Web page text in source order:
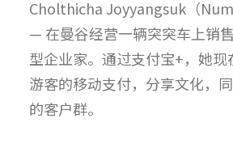
Cholthicha Joyyangsuk（
— 在曼谷经营一辆突突车上销
型企业家。通过支付宝+，她现
游客的移动支付，分享文化，
的客户群。